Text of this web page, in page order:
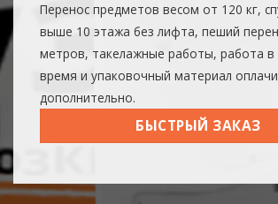
Перенос предметов весом от 120 кг,
выше 10 этажа без лифта, пеший
метров, такелажные работы, работа в
время и упаковочный материал
дополнительно.
БЫСТРЫЙ ЗАКАЗ